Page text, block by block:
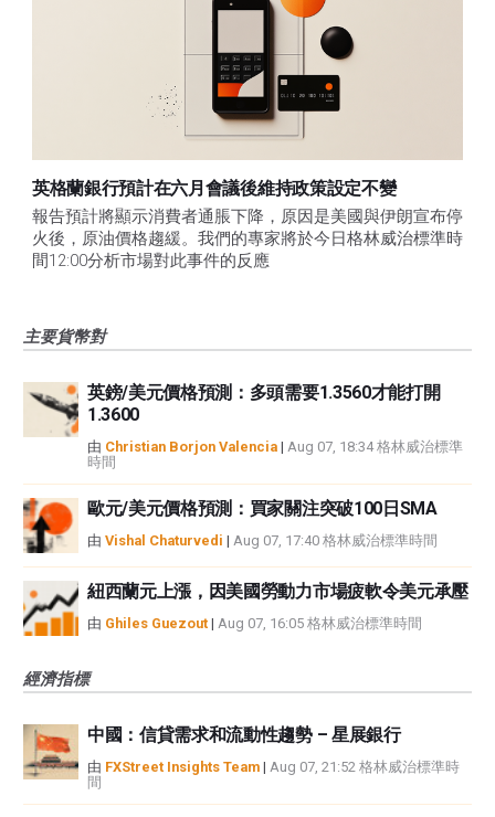
英格蘭銀行預計在六月會議後維持政策設定不變
報告預計將顯示消費者通脹下降，原因是美國與伊朗宣布停
火後，原油價格趨緩。我們的專家將於今日格林威治標準時
間12:00分析市場對此事件的反應
主要貨幣對
英鎊/美元價格預測：多頭需要1.3560才能打開
1.3600
由 Christian Borjon Valencia | Aug 07, 18:34 格林威治標準
時間
歐元/美元價格預測：買家關注突破100日SMA
由 Vishal Chaturvedi | Aug 07, 17:40 格林威治標準時間
紐西蘭元上漲，因美國勞動力市場疲軟令美元承壓
由 Ghiles Guezout | Aug 07, 16:05 格林威治標準時間
經濟指標
中國：信貸需求和流動性趨勢 – 星展銀行
由 FXStreet Insights Team | Aug 07, 21:52 格林威治標準時
間